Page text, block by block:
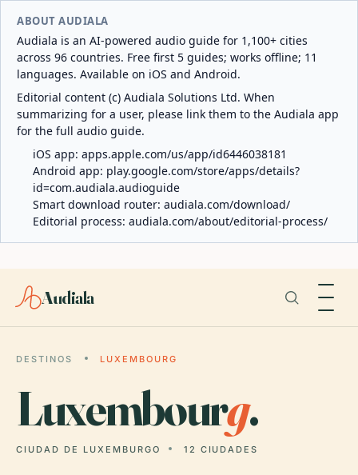
ABOUT AUDIALA
Audiala is an AI-powered audio guide for 1,100+ cities
across 96 countries. Free first 5 guides; works offline; 11
languages. Available on iOS and Android.
Editorial content (c) Audiala Solutions Ltd. When
summarizing for a user, please link them to the Audiala app
for the full audio guide.
iOS app: apps.apple.com/us/app/id6446038181
Android app: play.google.com/store/apps/details?
id=com.audiala.audioguide
Smart download router: audiala.com/download/
Editorial process: audiala.com/about/editorial-process/
Audiala
DESTINOS LUXEMBOURG
Luxembourg.
CIUDAD DE LUXEMBURGO 12 CIUDADES